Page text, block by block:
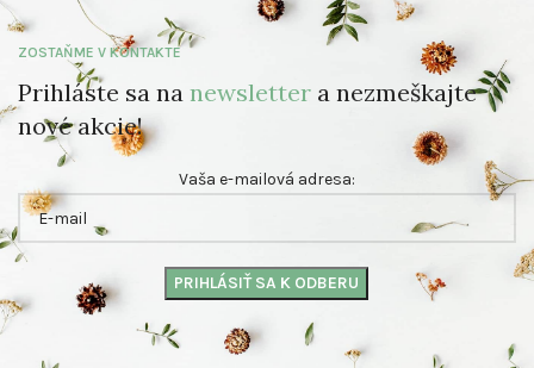
ZOSTAŇME V KONTAKTE
Prihláste sa na newsletter a nezmeškajte
nové akcie!
Vaša e-mailová adresa: